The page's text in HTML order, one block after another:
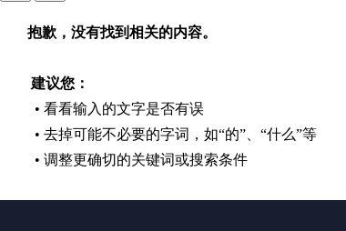
抱歉，没有找到相关的内容。
建议您：
• 看看输入的文字是否有误
• 去掉可能不必要的字词，如“的”、“什么”等
• 调整更确切的关键词或搜索条件